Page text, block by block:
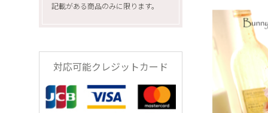
記載がある商品のみに限ります。
対応可能クレジットカード